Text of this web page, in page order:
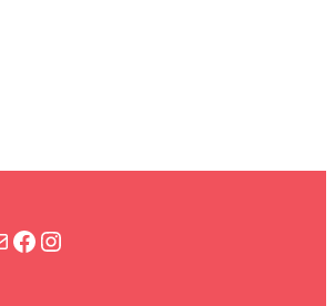
Facebook
Instagram